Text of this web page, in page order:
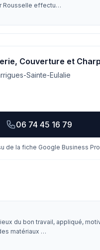
Rousselle effectu…
Couverture et
Sainte-Eulalie
06 74 45 16 79
de la fiche Google Business
du bon travail, appliqué,
matériaux …